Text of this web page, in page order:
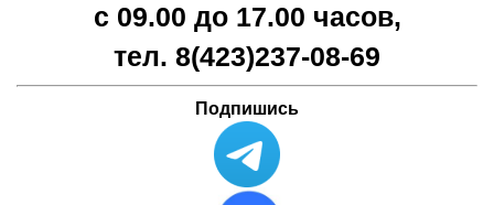
с 09.00 до 17.00 часов,
тел. 8(423)237-08-69
Подпишись